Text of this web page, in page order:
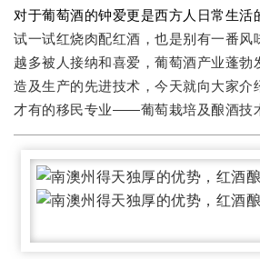
对于葡萄酒的钟爱更是西方人日常生活
试一试红烧肉配红酒，也是别有一番风
越多被人接纳和喜爱，葡萄酒产业蓬勃
造及生产的先进技术，今天就向大家介
才有的移民专业——葡萄栽培及酿酒技